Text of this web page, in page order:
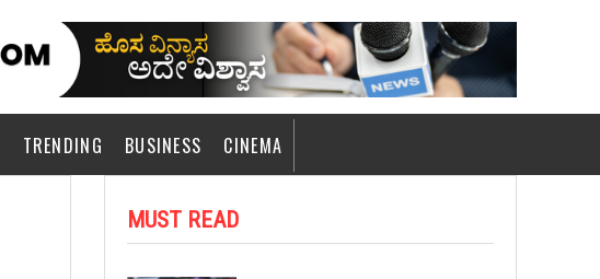
TRENDING BUSINESS CINEMA
MUST READ